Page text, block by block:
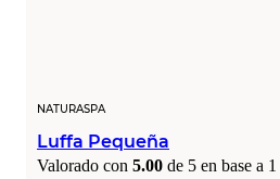
NATURASPA
Luffa Pequeña
Valorado con 5.00 de 5 en base a 1